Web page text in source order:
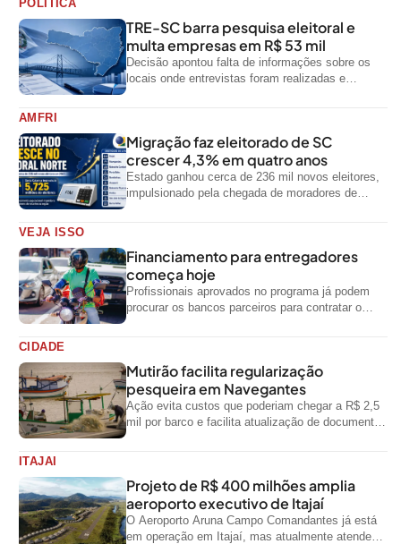
POLÍTICA
TRE-SC barra pesquisa eleitoral e
multa empresas em R$ 53 mil
Decisão apontou falta de informações sobre os
locais onde entrevistas foram realizadas e
AMFRI
Migração faz eleitorado de SC
crescer 4,3% em quatro anos
Estado ganhou cerca de 236 mil novos eleitores,
impulsionado pela chegada de moradores de
VEJA ISSO
Financiamento para entregadores
começa hoje
Profissionais aprovados no programa já podem
procurar os bancos parceiros para contratar o
CIDADE
Mutirão facilita regularização
pesqueira em Navegantes
Ação evita custos que poderiam chegar a R$ 2,5
mil por barco e facilita atualização de documentos
ITAJAI
Projeto de R$ 400 milhões amplia
aeroporto executivo de Itajaí
O Aeroporto Aruna Campo Comandantes já está
em operação em Itajaí, mas atualmente atende